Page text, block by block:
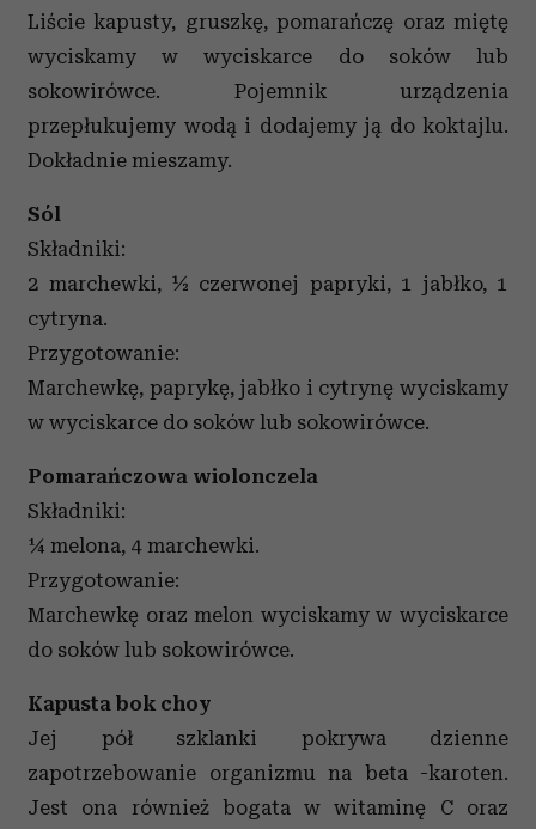
Liście kapusty, gruszkę, pomarańczę oraz miętę
wyciskamy w wyciskarce do soków lub
sokowirówce. Pojemnik urządzenia
przepłukujemy wodą i dodajemy ją do koktajlu.
Dokładnie mieszamy.
Sól
Składniki:
2 marchewki, ½ czerwonej papryki, 1 jabłko, 1
cytryna.
Przygotowanie:
Marchewkę, paprykę, jabłko i cytrynę wyciskamy
w wyciskarce do soków lub sokowirówce.
Pomarańczowa wiolonczela
Składniki:
¼ melona, 4 marchewki.
Przygotowanie:
Marchewkę oraz melon wyciskamy w wyciskarce
do soków lub sokowirówce.
Kapusta bok choy
Jej pół szklanki pokrywa dzienne
zapotrzebowanie organizmu na beta -karoten.
Jest ona również bogata w witaminę C oraz